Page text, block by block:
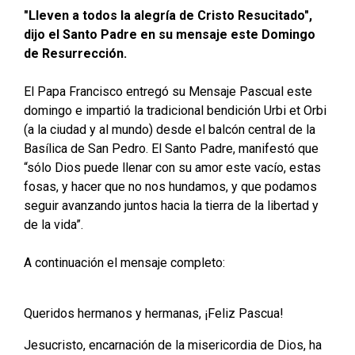
"Lleven a todos la alegría de Cristo Resucitado",
dijo el Santo Padre en su mensaje este Domingo
de Resurrección.
El Papa Francisco entregó su Mensaje Pascual este
domingo e impartió la tradicional bendición Urbi et Orbi
(a la ciudad y al mundo) desde el balcón central de la
Basílica de San Pedro. El Santo Padre, manifestó que
“sólo Dios puede llenar con su amor este vacío, estas
fosas, y hacer que no nos hundamos, y que podamos
seguir avanzando juntos hacia la tierra de la libertad y
de la vida”.
A continuación el mensaje completo:
Queridos hermanos y hermanas, ¡Feliz Pascua!
Jesucristo, encarnación de la misericordia de Dios, ha